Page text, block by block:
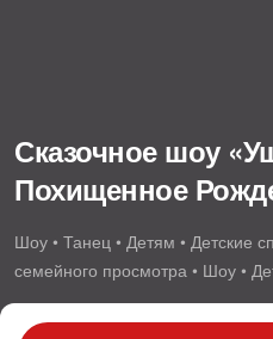
Сказочное шоу
Похищенное
Шоу • Танец • Детям • Детские
семейного просмотра • Шоу •